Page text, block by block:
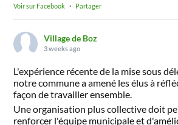
Voir sur Facebook · Partager
Village de Boz
3 weeks ago
L'expérience récente de la mise sous
notre commune a amené les élus à
façon de travailler ensemble.
Une organisation plus collective doit
renforcer l'équipe municipale et